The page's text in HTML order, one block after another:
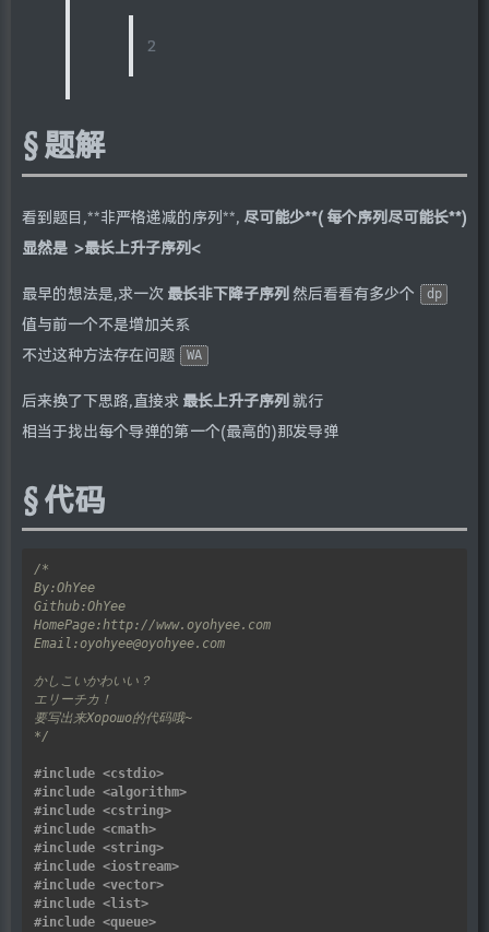
2
题解
看到题目,**非严格递减的序列**, 尽可能少**( 每个序列尽可能长**)
显然是 >最长上升子序列<
最早的想法是,求一次 最长非下降子序列 然后看看有多少个 dp
值与前一个不是增加关系
不过这种方法存在问题
WA
后来换了下思路,直接求 最长上升子序列 就行
相当于找出每个导弹的第一个(最高的)那发导弹
代码
*/
#include <cstdio>
#include <algorithm>
#include <cstring>
#include <cmath>
#include <string>
#include <iostream>
#include <vector>
#include <list>
#include <queue>